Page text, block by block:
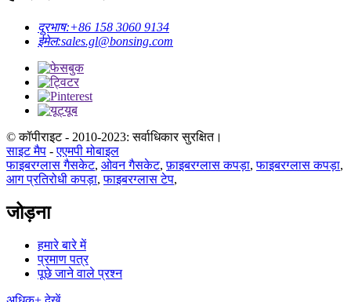
दूरभाष:+86 158 3060 9134
ईमेल:sales.gl@bonsing.com
© कॉपीराइट - 2010-2023: सर्वाधिकार सुरक्षित।
साइट मैप -एएमपी मोबाइल
फाइबरग्लास गैसकेट, ओवन गैसकेट,फ़ाइबरग्लास कपड़ा,फाइबरग्लास कपड़ा,
आग प्रतिरोधी कपड़ा,फाइबरग्लास टेप,
जोड़ना
हमारे बारे में
प्रमाण पत्र
पूछे जाने वाले प्रश्न